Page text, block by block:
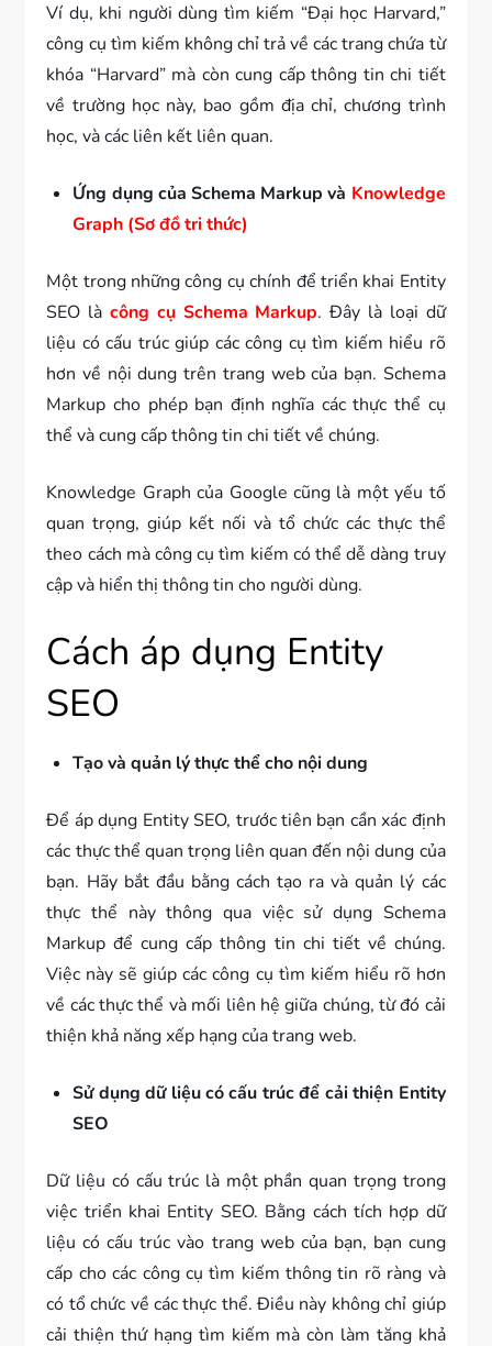
Ví dụ, khi người dùng tìm kiếm “Đại học Harvard,”
công cụ tìm kiếm không chỉ trả về các trang chứa từ
khóa “Harvard” mà còn cung cấp thông tin chi tiết
về trường học này, bao gồm địa chỉ, chương trình
học, và các liên kết liên quan.
Ứng dụng của Schema Markup và Knowledge
Graph (Sơ đồ tri thức)
Một trong những công cụ chính để triển khai Entity
SEO làcông cụ Schema Markup. Đây là loại dữ
liệu có cấu trúc giúp các công cụ tìm kiếm hiểu rõ
hơn về nội dung trên trang web của bạn. Schema
Markup cho phép bạn định nghĩa các thực thể cụ
thể và cung cấp thông tin chi tiết về chúng.
Knowledge Graph của Google cũng là một yếu tố
quan trọng, giúp kết nối và tổ chức các thực thể
theo cách mà công cụ tìm kiếm có thể dễ dàng truy
cập và hiển thị thông tin cho người dùng.
Cách áp dụng Entity
SEO
Tạo và quản lý thực thể cho nội dung
Để áp dụng Entity SEO, trước tiên bạn cần xác định
các thực thể quan trọng liên quan đến nội dung của
bạn. Hãy bắt đầu bằng cách tạo ra và quản lý các
thực thể này thông qua việc sử dụng Schema
Markup để cung cấp thông tin chi tiết về chúng.
Việc này sẽ giúp các công cụ tìm kiếm hiểu rõ hơn
về các thực thể và mối liên hệ giữa chúng, từ đó cải
thiện khả năng xếp hạng của trang web.
Sử dụng dữ liệu có cấu trúc để cải thiện Entity
SEO
Dữ liệu có cấu trúc là một phần quan trọng trong
việc triển khai Entity SEO. Bằng cách tích hợp dữ
liệu có cấu trúc vào trang web của bạn, bạn cung
cấp cho các công cụ tìm kiếm thông tin rõ ràng và
có tổ chức về các thực thể. Điều này không chỉ giúp
cải thiện thứ hạng tìm kiếm mà còn làm tăng khả